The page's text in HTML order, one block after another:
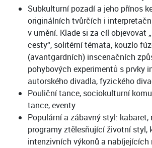
Subkulturní pozadí a jeho přínos
originálních tvůrčích i
v umění. Klade si za cíl objevovat
cesty“, solitérní témata, kouzlo
(avantgardních) inscenačních
pohybových experimentů s prvky
autorského divadla, fyzického
Pouliční tance, sociokulturní
tance, eventy
Populární a zábavný styl: kabaret,
programy ztělesňující životní styl,
intenzivních výkonů a nabíjejících